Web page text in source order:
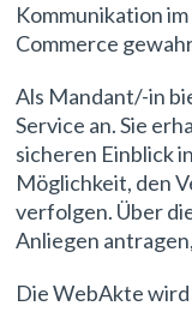
Kommunikation
Commerce
Als Mandant/-in
Service an. Sie
sicheren Einblick
Möglichkeit, den
verfolgen. Über
Anliegen
Die WebAkte